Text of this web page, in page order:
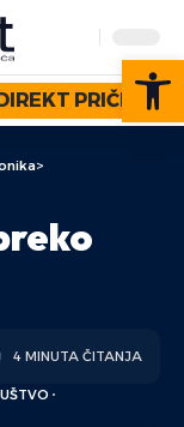
PRIČE
>
4 MINUTA ČITANJA